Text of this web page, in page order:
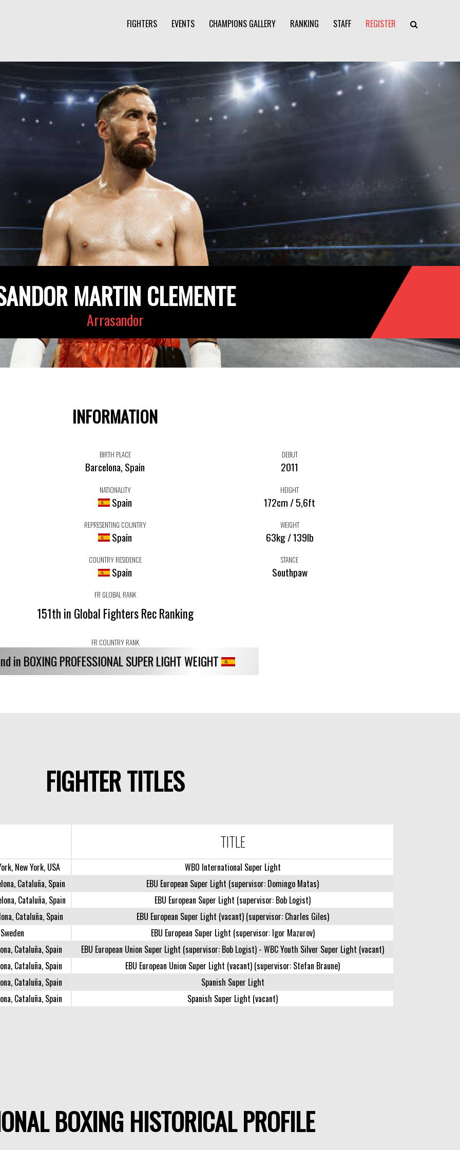
FIGHTERS EVENTS CHAMPIONS GALLERY RANKING STAFF REGISTER
MARTIN CLEMENTE
Arrasandor
INFORMATION
BIRTH PLACE
Barcelona, Spain
DEBUT
2011
NATIONALITY
Spain
HEIGHT
172cm / 5,6ft
REPRESENTING COUNTRY
Spain
WEIGHT
63kg / 139lb
COUNTRY RESIDENCE
Spain
STANCE
Southpaw
FR GLOBAL RANK
151th in Global Fighters Rec Ranking
FR COUNTRY RANK
in BOXING PROFESSIONAL SUPER LIGHT WEIGHT
FIGHTER TITLES
TITLE
New York, USA
WBO International Super Light
Cataluña, Spain
EBU European Super Light (supervisor: Domingo Matas)
Cataluña, Spain
EBU European Super Light (supervisor: Bob Logist)
Cataluña, Spain
EBU European Super Light (vacant) (supervisor: Charles Giles)
EBU European Super Light (supervisor: Igor Mazurov)
Cataluña, Spain
EBU European Union Super Light (supervisor: Bob Logist) - WBC Youth Silver Super Light (vacant)
Cataluña, Spain
EBU European Union Super Light (vacant) (supervisor: Stefan Braune)
Cataluña, Spain
Spanish Super Light
Cataluña, Spain
Spanish Super Light (vacant)
BOXING HISTORICAL PROFILE